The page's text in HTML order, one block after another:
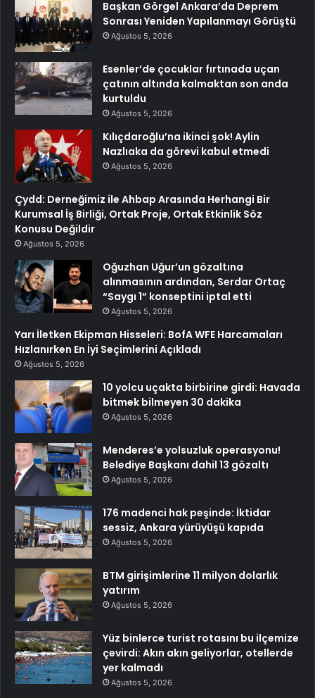
Başkan Görgel Ankara’da Deprem
Sonrası Yeniden Yapılanmayı Görüştü
Ağustos 5, 2026
Esenler’de çocuklar fırtınada uçan
çatının altında kalmaktan son anda
kurtuldu
Ağustos 5, 2026
Kılıçdaroğlu’na ikinci şok! Aylin
Nazlıaka da görevi kabul etmedi
Ağustos 5, 2026
Çydd: Derneğimiz ile Ahbap Arasında Herhangi Bir
Kurumsal İş Birliği, Ortak Proje, Ortak Etkinlik Söz
Konusu Değildir
Ağustos 5, 2026
Oğuzhan Uğur’un gözaltına
alınmasının ardından, Serdar Ortaç
“Saygı 1” konseptini iptal etti
Ağustos 5, 2026
Yarı İletken Ekipman Hisseleri: BofA WFE Harcamaları
Hızlanırken En İyi Seçimlerini Açıkladı
Ağustos 5, 2026
10 yolcu uçakta birbirine girdi: Havada
bitmek bilmeyen 30 dakika
Ağustos 5, 2026
Menderes’e yolsuzluk operasyonu!
Belediye Başkanı dahil 13 gözaltı
Ağustos 5, 2026
176 madenci hak peşinde: İktidar
sessiz, Ankara yürüyüşü kapıda
Ağustos 5, 2026
BTM girişimlerine 11 milyon dolarlık
yatırım
Ağustos 5, 2026
Yüz binlerce turist rotasını bu ilçemize
çevirdi: Akın akın geliyorlar, otellerde
yer kalmadı
Ağustos 5, 2026